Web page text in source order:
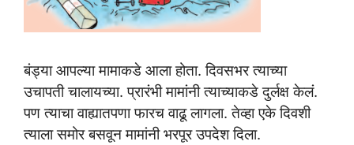
बंड्या आपल्या मामाकडे आला होता. दिवसभर त्याच्या
उचापती चालायच्या. प्रारंभी मामांनी त्याच्याकडे दुर्लक्ष केलं.
पण त्याचा वाह्यातपणा फारच वाढू लागला. तेव्हा एके दिवशी
त्याला समोर बसवून मामांनी भरपूर उपदेश दिला.